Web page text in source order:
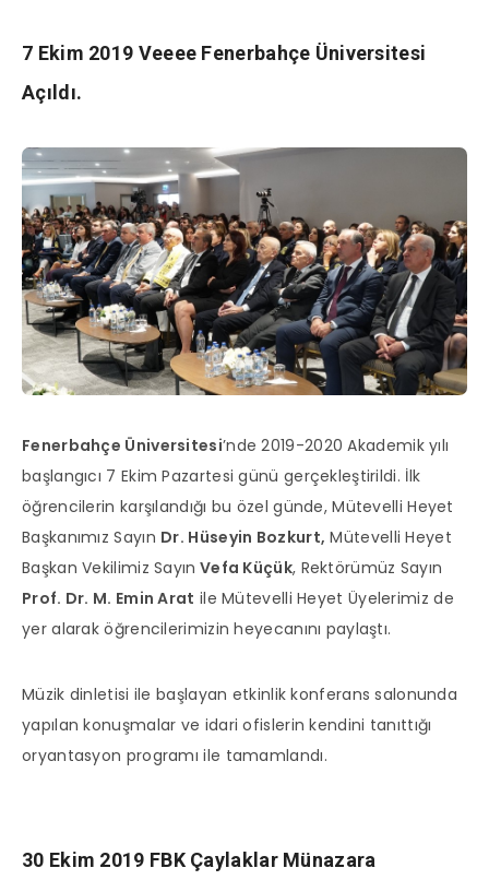
7 Ekim 2019 Veeee Fenerbahçe Üniversitesi
Açıldı.
Fenerbahçe Üniversitesi’nde 2019-2020 Akademik yılı
başlangıcı 7 Ekim Pazartesi günü gerçekleştirildi. İlk
öğrencilerin karşılandığı bu özel günde, Mütevelli Heyet
Başkanımız Sayın Dr. Hüseyin Bozkurt, Mütevelli Heyet
Başkan Vekilimiz Sayın Vefa Küçük, Rektörümüz Sayın
Prof. Dr. M. Emin Arat ile Mütevelli Heyet Üyelerimiz de
yer alarak öğrencilerimizin heyecanını paylaştı.
Müzik dinletisi ile başlayan etkinlik konferans salonunda
yapılan konuşmalar ve idari ofislerin kendini tanıttığı
oryantasyon programı ile tamamlandı.
30 Ekim 2019 FBK Çaylaklar Münazara